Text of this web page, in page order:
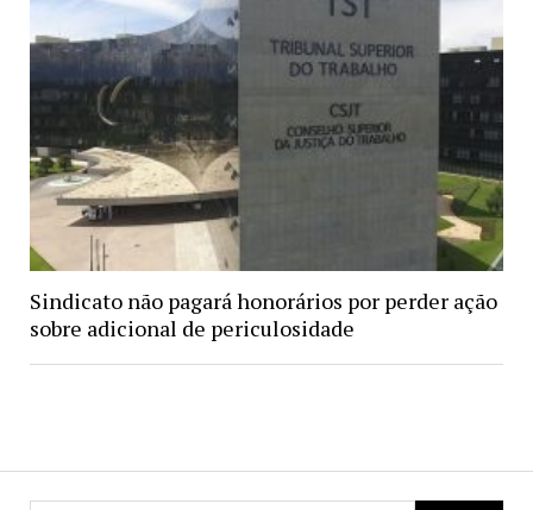
Sindicato não pagará honorários por perder ação
sobre adicional de periculosidade